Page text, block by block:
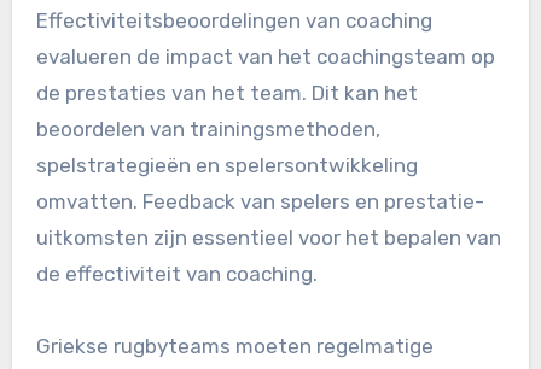
Effectiviteitsbeoordelingen van coaching
evalueren de impact van het coachingsteam op
de prestaties van het team. Dit kan het
beoordelen van trainingsmethoden,
spelstrategieën en spelersontwikkeling
omvatten. Feedback van spelers en prestatie-
uitkomsten zijn essentieel voor het bepalen van
de effectiviteit van coaching.
Griekse rugbyteams moeten regelmatige